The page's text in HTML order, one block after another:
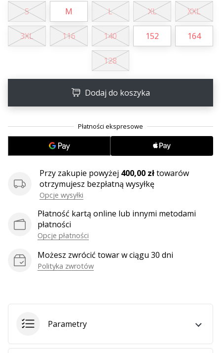
S M L XL XXL
3XL 116 140 152 164
128
Dodaj do koszyka
Przy zakupie powyżej 400,00 złtowarów
otrzymujesz bezpłatną wysyłkę
Opcje wysyłki
Płatność kartą online lub innymi metodami
płatności
Opcje płatności
Możesz zwrócić towar w ciągu 30 dni
Polityka zwrotów
Parametry